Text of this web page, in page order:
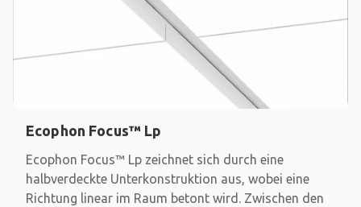
Ecophon Focus™ Lp
Ecophon Focus™ Lp zeichnet sich durch eine
halbverdeckte Unterkonstruktion aus, wobei eine
Richtung linear im Raum betont wird. Zwischen den